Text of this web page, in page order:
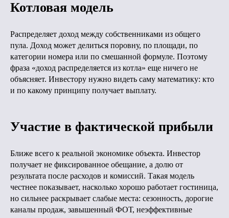
Котловая модель
Распределяет доход между собственниками из общего
пула. Доход может делиться поровну, по площади, по
категории номера или по смешанной формуле. Поэтому
фраза «доход распределяется из котла» еще ничего не
объясняет. Инвестору нужно видеть саму математику: кто
и по какому принципу получает выплату.
Участие в фактической прибыли
Ближе всего к реальной экономике объекта. Инвестор
получает не фиксированное обещание, а долю от
результата после расходов и комиссий. Такая модель
честнее показывает, насколько хорошо работает гостиница,
но сильнее раскрывает слабые места: сезонность, дорогие
каналы продаж, завышенный ФОТ, неэффективные